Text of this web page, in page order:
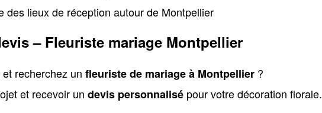
des lieux de réception autour de Montpellier
– Fleuriste mariage Montpellier
recherchez un fleuriste de mariage à Montpellier ?
et recevoir un devis personnalisépour votre décoration florale.